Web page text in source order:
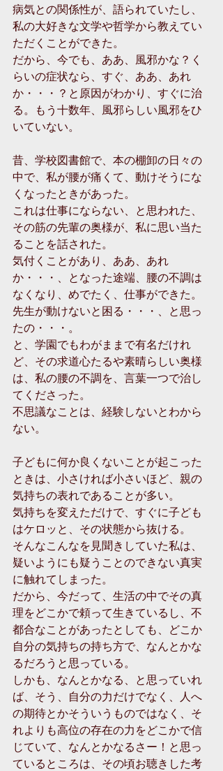
病気との関係性が、語られていたし、
私の大好きな文学や哲学から教えてい
ただくことができた。
だから、今でも、ああ、風邪かな？く
らいの症状なら、すぐ、ああ、あれ
か・・・？と原因がわかり、すぐに治
る。もう十数年、風邪らしい風邪をひ
いていない。
昔、学校図書館で、本の棚卸の日々の
中で、私が腰が痛くて、動けそうにな
くなったときがあった。
これは仕事にならない、と思われた、
その筋の先輩の奥様が、私に思い当た
ることを話された。
気付くことがあり、ああ、あれ
か・・・、となった途端、腰の不調は
なくなり、めでたく、仕事ができた。
先生が動けないと困る・・・、と思っ
たの・・・。
と、学園でもわがままで有名だけれ
ど、その求道心たるや素晴らしい奥様
は、私の腰の不調を、言葉一つで治し
てくださった。
不思議なことは、経験しないとわから
ない。
子どもに何か良くないことが起こった
ときは、小さければ小さいほど、親の
気持ちの表れであることが多い。
気持ちを変えただけで、すぐに子ども
はケロッと、その状態から抜ける。
そんなこんなを見聞きしていた私は、
疑いようにも疑うことのできない真実
に触れてしまった。
だから、今だって、生活の中でその真
理をどこかで頼って生きているし、不
都合なことがあったとしても、どこか
自分の気持ちの持ち方で、なんとかな
るだろうと思っている。
しかも、なんとかなる、と思っていれ
ば、そう、自分の力だけでなく、人へ
の期待とかそういうものではなく、そ
れよりも高位の存在の力をどこかで信
じていて、なんとかなるさー！と思っ
ているところは、その頃お聴きした考